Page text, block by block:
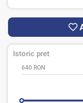
Istoric pret
640 RON